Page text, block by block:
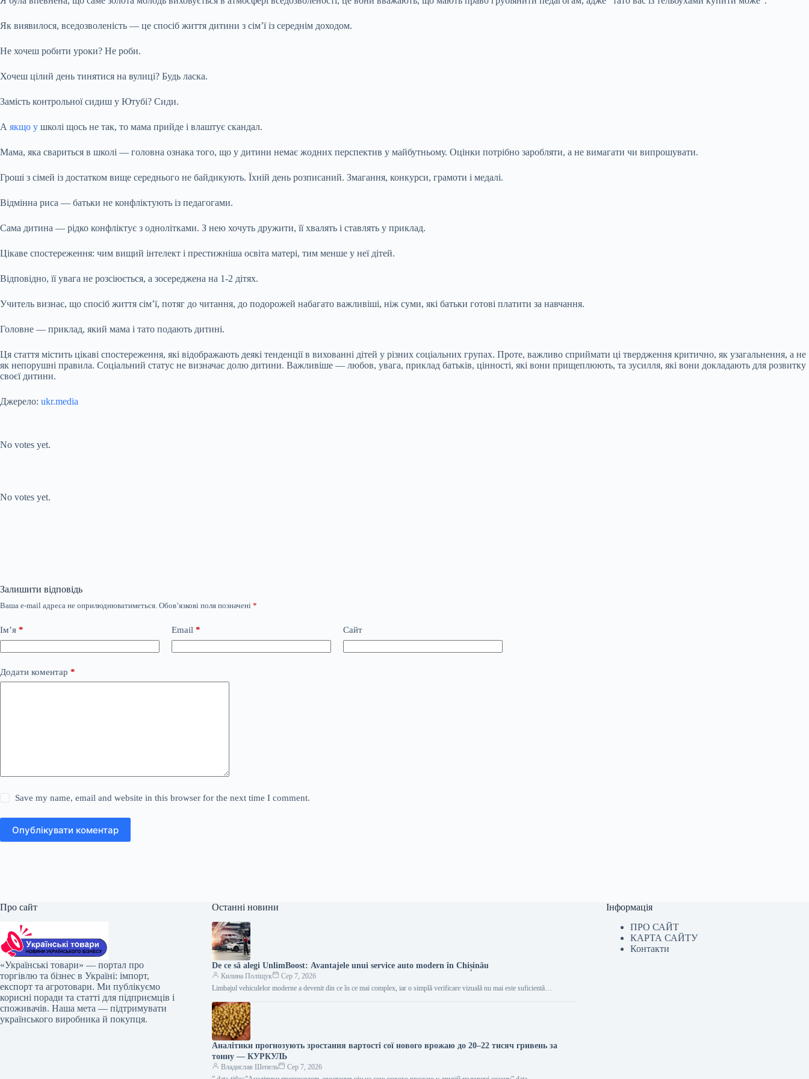
Як виявилося, вседозволеність — це спосіб життя дитини з сім’ї із середнім доходом.
Не хочеш робити уроки? Не роби.
Хочеш цілий день тинятися на вулиці? Будь ласка.
Замість контрольної сидиш у Ютубі? Сиди.
А якщо у школі щось не так, то мама прийде і влаштує скандал.
Мама, яка свариться в школі — головна ознака того, що у дитини немає жодних перспектив у майбутньому. Оцінки потрібно заробляти, а не вимагати чи випрошувати.
Гроші з сімей із достатком вище середнього не байдикують. Їхній день розписаний. Змагання, конкурси, грамоти і медалі.
Відмінна риса — батьки не конфліктують із педагогами.
Сама дитина — рідко конфліктує з однолітками. З нею хочуть дружити, її хвалять і ставлять у приклад.
Цікаве спостереження: чим вищий інтелект і престижніша освіта матері, тим менше у неї дітей.
Відповідно, її увага не розсіюється, а зосереджена на 1-2 дітях.
Учитель визнає, що спосіб життя сім’ї, потяг до читання, до подорожей набагато важливіші, ніж суми, які батьки готові платити за навчання.
Головне — приклад, який мама і тато подають дитині.
Ця стаття містить цікаві спостереження, які відображають деякі тенденції в вихованні дітей у різних соціальних групах. Проте, важливо сприймати ці твердження критично, як узагальнення, а не
як непорушні правила. Соціальний статус не визначає долю дитини. Важливіше — любов, увага, приклад батьків, цінності, які вони прищеплюють, та зусилля, які вони докладають для розвитку
своєї дитини.
Джерело: ukr.media
No votes yet.
No votes yet.
Залишити відповідь
Ваша e-mail адреса не оприлюднюватиметься. Обов’язкові поля позначені *
Ім’я * Email * Сайт
Додати коментар *
Save my name, email and website in this browser for the next time I comment.
Опублікувати коментар
Про сайт
«Українські товари» — портал про
торгівлю та бізнес в Україні: імпорт,
експорт та агротовари. Ми публікуємо
корисні поради та статті для підприємців і
споживачів. Наша мета — підтримувати
українського виробника й покупця.
Останні новини
De ce să alegi UnlimBoost: Avantajele unui service auto modern în Chișinău
Килина Поліщук
Сер 7, 2026
Limbajul vehiculelor moderne a devenit din ce în ce mai complex, iar o simplă verificare vizuală nu mai este suficientă…
Аналітики прогнозують зростання вартості сої нового врожаю до 20–22 тисяч гривень за
тонну — КУРКУЛЬ
Владислав Шепель
Сер 7, 2026
Інформація
ПРО САЙТ
КАРТА САЙТУ
Контакти